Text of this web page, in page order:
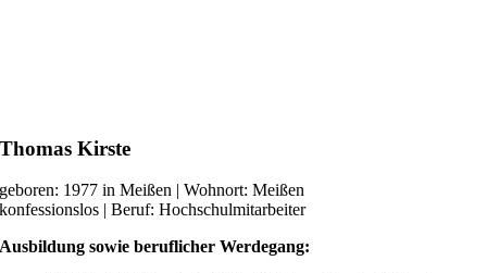
Thomas Kirste
geboren: 1977 in Meißen | Wohnort: Meißen
konfessionslos | Beruf: Hochschulmitarbeiter
Ausbildung sowie beruflicher Werdegang: